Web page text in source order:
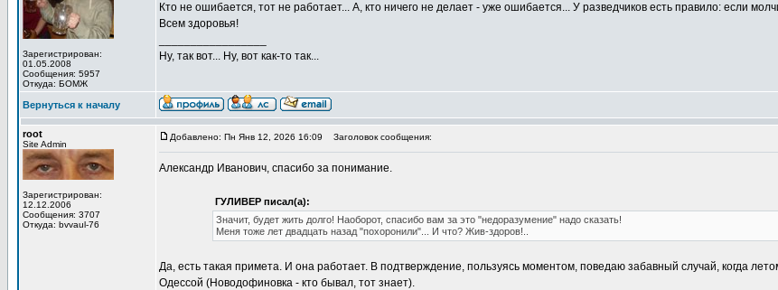
Зарегистрирован:
01.05.2008
Сообщения: 5957
Откуда: БОМЖ
Кто не ошибается, тот не работает... А, кто ничего не делает - уже ошибается... У разведчиков есть правило: если
Всем здоровья!
Ну, так вот... Ну, вот как-то так...
Вернуться к началу
root
Site Admin
Зарегистрирован:
12.12.2006
Сообщения: 3707
Откуда: bvvaul-76
Добавлено: Пн Янв 12, 2026 16:09 Заголовок сообщения:
Александр Иванович, спасибо за понимание.
ГУЛИВЕР писал(а):
Значит, будет жить долго! Наоборот, спасибо вам за это "недоразумение" надо сказать!
Меня тоже лет двадцать назад "похоронили"... И что? Жив-здоров!..
Да, есть такая примета. И она работает. В подтверждение, пользуясь моментом, поведаю забавный случай, когда
Одессой (Новодофиновка - кто бывал, тот знает).